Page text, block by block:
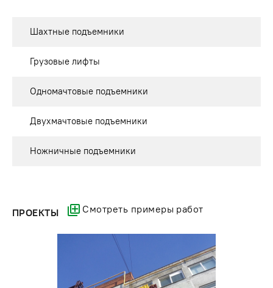
Шахтные подъемники
Грузовые лифты
Одномачтовые подъемники
Двухмачтовые подъемники
Ножничные подъемники
ПРОЕКТЫ Смотреть примеры работ